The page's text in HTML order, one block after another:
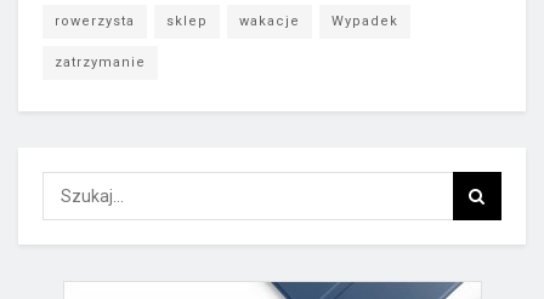
rowerzysta sklep wakacje Wypadek
zatrzymanie